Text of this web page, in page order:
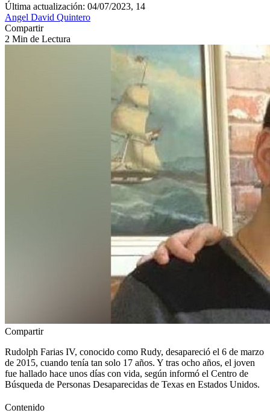
Última actualización: 04/07/2023, 14
Angel David Quintero
Compartir
2 Min de Lectura
Compartir
Rudolph Farias IV, conocido como Rudy, desapareció el 6 de marzo
de 2015, cuando tenía tan solo 17 años. Y tras ocho años, el joven
fue hallado hace unos días con vida, según informó el Centro de
Búsqueda de Personas Desaparecidas de Texas en Estados Unidos.
Contenido